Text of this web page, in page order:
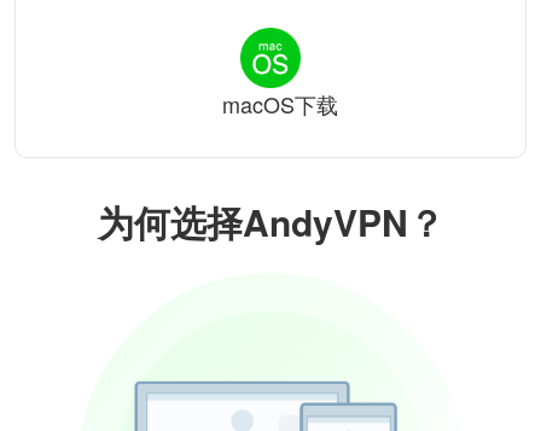
为何选择AndyVPN？
macOS下载